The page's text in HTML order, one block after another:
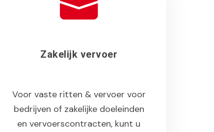
Zakelijk vervoer
Voor vaste ritten & vervoer voor
bedrijven of zakelijke doeleinden
en vervoerscontracten, kunt u